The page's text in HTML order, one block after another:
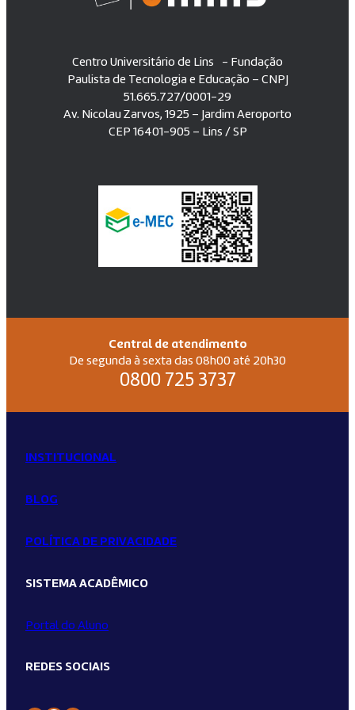
Centro Universitário de Lins - Fundação
Paulista de Tecnologia e Educação – CNPJ
51.665.727/0001-29
Av. Nicolau Zarvos, 1925 – Jardim Aeroporto
CEP 16401-905 – Lins / SP
Central de atendimento
De segunda à sexta das 08h00 até 20h30
0800 725 3737
INSTITUCIONAL
BLOG
POLÍTICA DE PRIVACIDADE
SISTEMA ACADÊMICO
Portal do Aluno
REDES SOCIAIS